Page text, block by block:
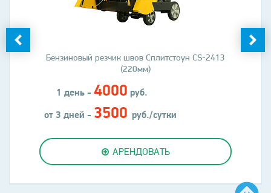
Бензиновый резчик швов Сплитстоун CS-2413
(220мм)
1 день - 4000 руб.
от 3 дней - 3500 руб./сутки
АРЕНДОВАТЬ